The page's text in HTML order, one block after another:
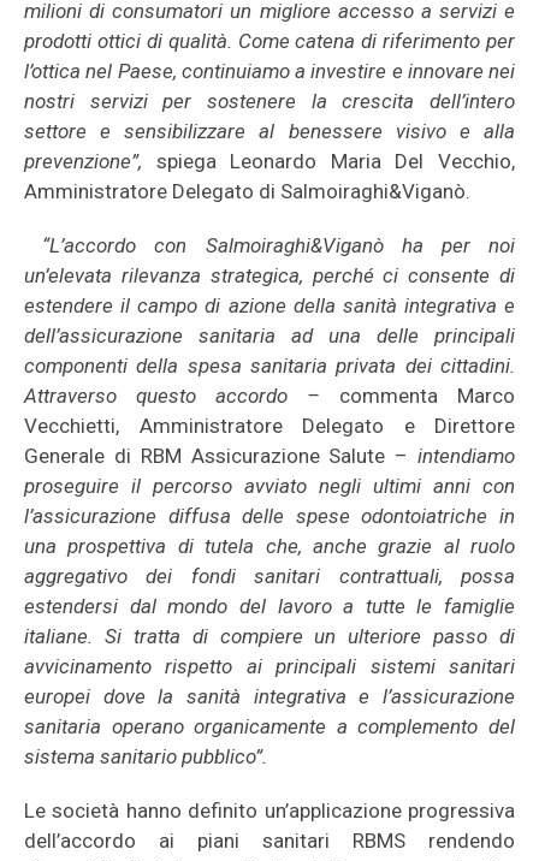
milioni di consumatori un migliore accesso a servizi e
prodotti ottici di qualità. Come catena di riferimento per
l’ottica nel Paese, continuiamo a investire e innovare nei
nostri servizi per sostenere la crescita dell’intero
settore e sensibilizzare al benessere visivo e alla
prevenzione”, spiega Leonardo Maria Del Vecchio,
Amministratore Delegato di Salmoiraghi&Viganò.
“L’accordo con Salmoiraghi&Viganò ha per noi
un’elevata rilevanza strategica, perché ci consente di
estendere il campo di azione della sanità integrativa e
dell’assicurazione sanitaria ad una delle principali
componenti della spesa sanitaria privata dei cittadini.
Attraverso questo accordo – commenta Marco
Vecchietti, Amministratore Delegato e Direttore
Generale di RBM Assicurazione Salute – intendiamo
proseguire il percorso avviato negli ultimi anni con
l’assicurazione diffusa delle spese odontoiatriche in
una prospettiva di tutela che, anche grazie al ruolo
aggregativo dei fondi sanitari contrattuali, possa
estendersi dal mondo del lavoro a tutte le famiglie
italiane. Si tratta di compiere un ulteriore passo di
avvicinamento rispetto ai principali sistemi sanitari
europei dove la sanità integrativa e l’assicurazione
sanitaria operano organicamente a complemento del
sistema sanitario pubblico”.
Le società hanno definito un’applicazione progressiva
dell’accordo ai piani sanitari RBMS rendendo